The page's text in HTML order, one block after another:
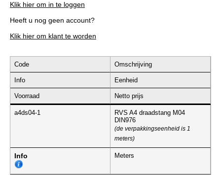
Klik hier om in te loggen
Heeft u nog geen account?
Klik hier om klant te worden
Code Omschrijving
Info Eenheid
Voorraad Netto prijs
a4ds04-1
RVS A4 draadstang M04
DIN976
(de verpakkingseenheid is 1
meters)
Info Meters